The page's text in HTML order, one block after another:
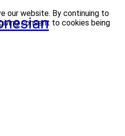
our website. By continuing to
consent to cookies being